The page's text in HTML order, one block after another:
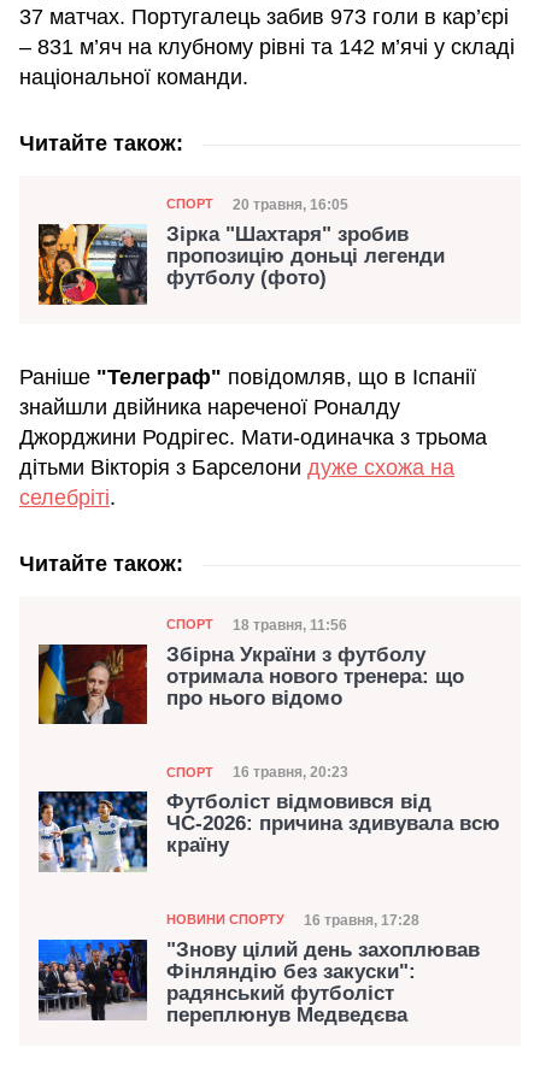
37 матчах. Португалець забив 973 голи в кар’єрі
– 831 м’яч на клубному рівні та 142 м’ячі у складі
національної команди.
Читайте також:
Категорія
СПОРТ Дата публікації
20 травня, 16:05
Зірка "Шахтаря" зробив
пропозицію доньці легенди
футболу (фото)
Раніше "Телеграф" повідомляв, що в Іспанії
знайшли двійника нареченої Роналду
Джорджини Родрігес. Мати-одиначка з трьома
дітьми Вікторія з Барселони дуже схожа на
селебріті.
Читайте також:
Категорія
СПОРТ Дата публікації
18 травня, 11:56
Збірна України з футболу
отримала нового тренера: що
про нього відомо
Категорія
СПОРТ Дата публікації
16 травня, 20:23
Футболіст відмовився від
ЧС-2026: причина здивувала всю
країну
Категорія
НОВИНИ СПОРТУ Дата публікації
16 травня, 17:28
"Знову цілий день захоплював
Фінляндію без закуски":
радянський футболіст
переплюнув Медведєва